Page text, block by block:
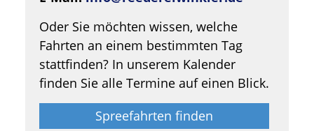
Oder Sie möchten wissen, welche
Fahrten an einem bestimmten Tag
stattfinden? In unserem Kalender
finden Sie alle Termine auf einen Blick.
Spreefahrten finden